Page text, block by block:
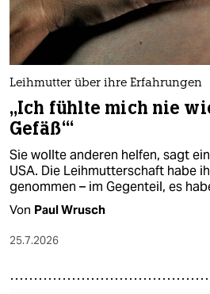
Leihmutter über ihre Erfahrungen
„Ich fühlte mich nie
Gefäß‘“
Sie wollte anderen helfen, sagt
USA. Die Leihmutterschaft habe
genommen – im Gegenteil, es
Von Paul Wrusch
25.7.2026